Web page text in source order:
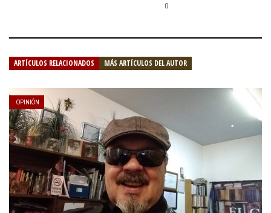
0
ARTÍCULOS RELACIONADOS MÁS ARTÍCULOS DEL AUTOR
OPINIÓN